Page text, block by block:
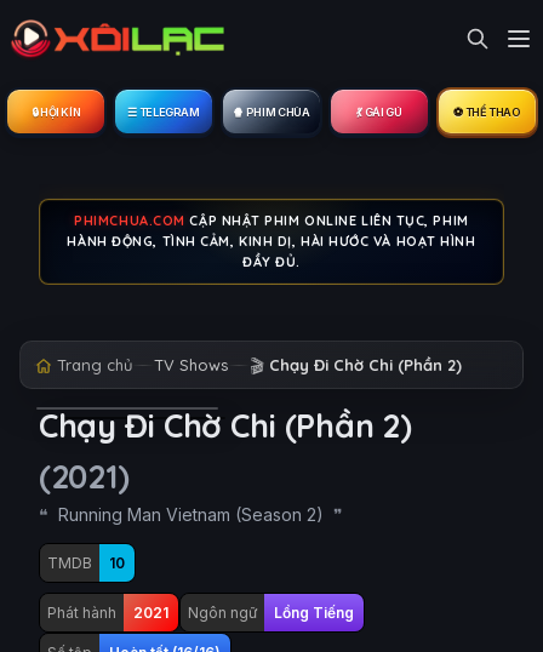
🔒︎ HỘI KÍN ☰ TELEGRAM 🍿 PHIM CHÙA 💃 GÁI GÚ ⚽ THỂ THAO
PHIMCHUA.COM CẬP NHẬT PHIM ONLINE LIÊN TỤC, PHIM
HÀNH ĐỘNG, TÌNH CẢM, KINH DỊ, HÀI HƯỚC VÀ HOẠT HÌNH
ĐẦY ĐỦ.
Trang chủ TV Shows 🎬 Chạy Đi Chờ Chi (Phần 2)
Chạy Đi Chờ Chi (Phần 2)
(2021)
Running Man Vietnam (Season 2)
TMDB 10
Phát hành 2021 Ngôn ngữ Lồng Tiếng